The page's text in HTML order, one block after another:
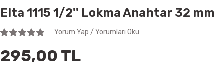
Elta 1115 1/2'' Lokma Anahtar 32 mm
Yorum Yap / Yorumları Oku
295,00 TL